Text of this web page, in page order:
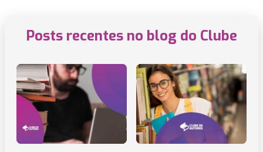
Posts recentes no blog do Clube